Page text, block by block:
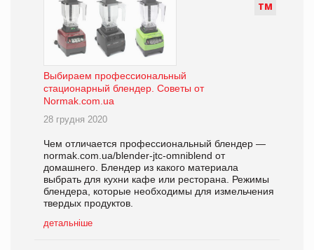
ТМ
Выбираем профессиональный
стационарный блендер. Советы от
Normak.com.ua
28 грудня 2020
Чем отличается профессиональный блендер —
normak.com.ua/blender-jtc-omniblend от
домашнего. Блендер из какого материала
выбрать для кухни кафе или ресторана. Режимы
блендера, которые необходимы для измельчения
твердых продуктов.
детальніше